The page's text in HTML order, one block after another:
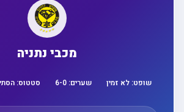
מכבי נתניה
שופט:לא זמין שערים: 6 -0 סטטוס:הסתיים